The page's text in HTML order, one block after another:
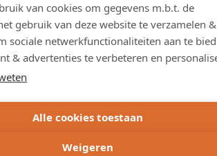
van cookies om gegevens m.b.t. de
gebruik van deze website te verzamelen &
sociale netwerkfunctionaliteiten aan te
& advertenties te verbeteren en
Alle cookies toestaan
Weigeren